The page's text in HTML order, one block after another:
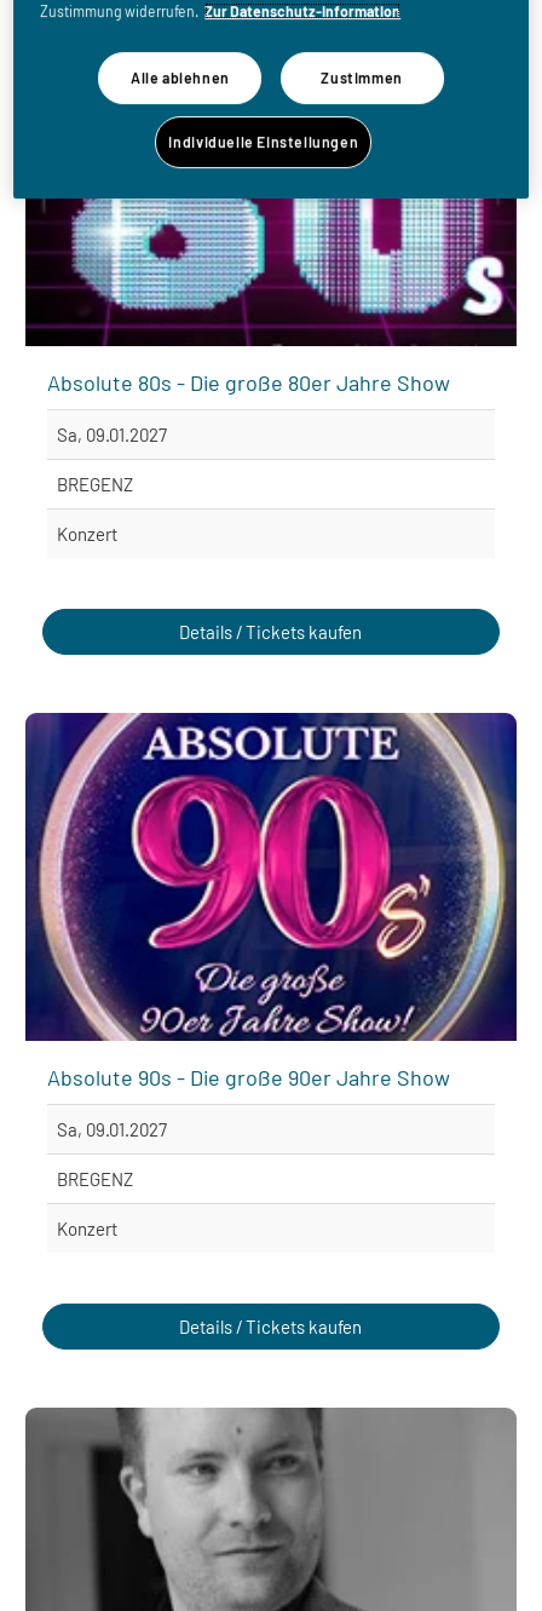
Absolute 80s - Die große 80er Jahre Show
Sa, 09.01.2027
BREGENZ
Konzert
Details / Tickets kaufen
Absolute 90s - Die große 90er Jahre Show
Sa, 09.01.2027
BREGENZ
Konzert
Details / Tickets kaufen
Zustimmung widerrufen. Zur Datenschutz-Information
Alle ablehnen Zustimmen
Individuelle Einstellungen